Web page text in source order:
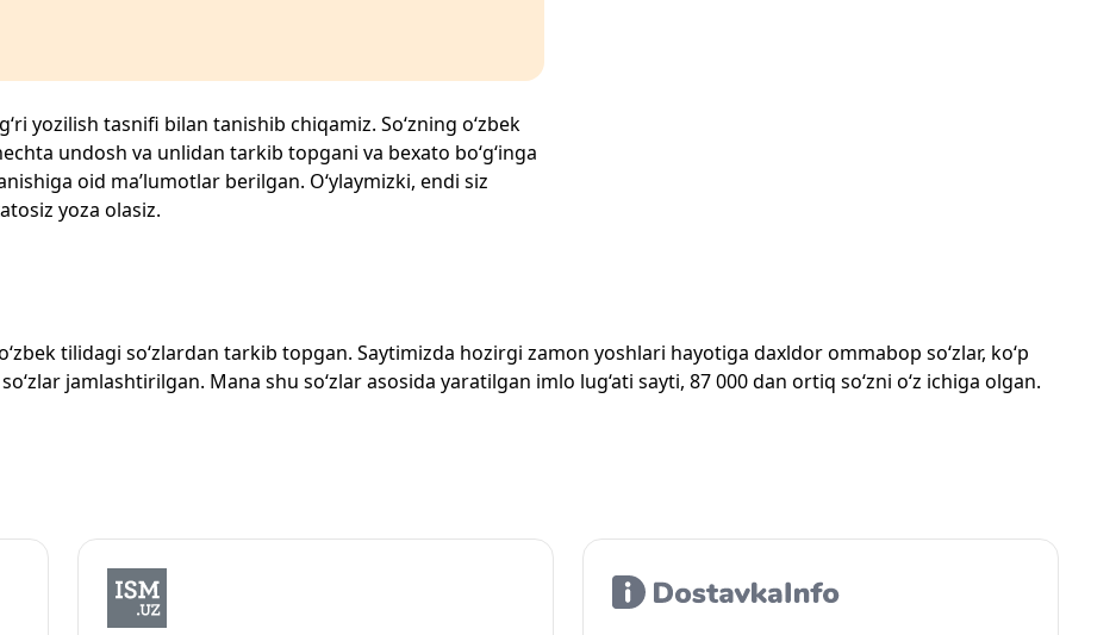
yozilish tasnifi bilan tanishib chiqamiz. So‘zning o‘zbek
undosh va unlidan tarkib topgani va bexato bo‘g‘inga
oid ma’lumotlar berilgan. O‘ylaymizki, endi siz
yoza olasiz.
tilidagi so‘zlardan tarkib topgan. Saytimizda hozirgi zamon yoshlari hayotiga daxldor ommabop so‘zlar, ko‘p
jamlashtirilgan. Mana shu so‘zlar asosida yaratilgan imlo lug‘ati sayti, 87 000 dan ortiq so‘zni o‘z ichiga olgan.